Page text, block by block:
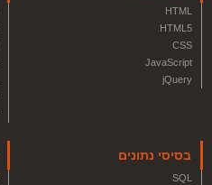
HTML
HTML5
CSS
JavaScript
jQuery
בסיסי נתונים
SQL